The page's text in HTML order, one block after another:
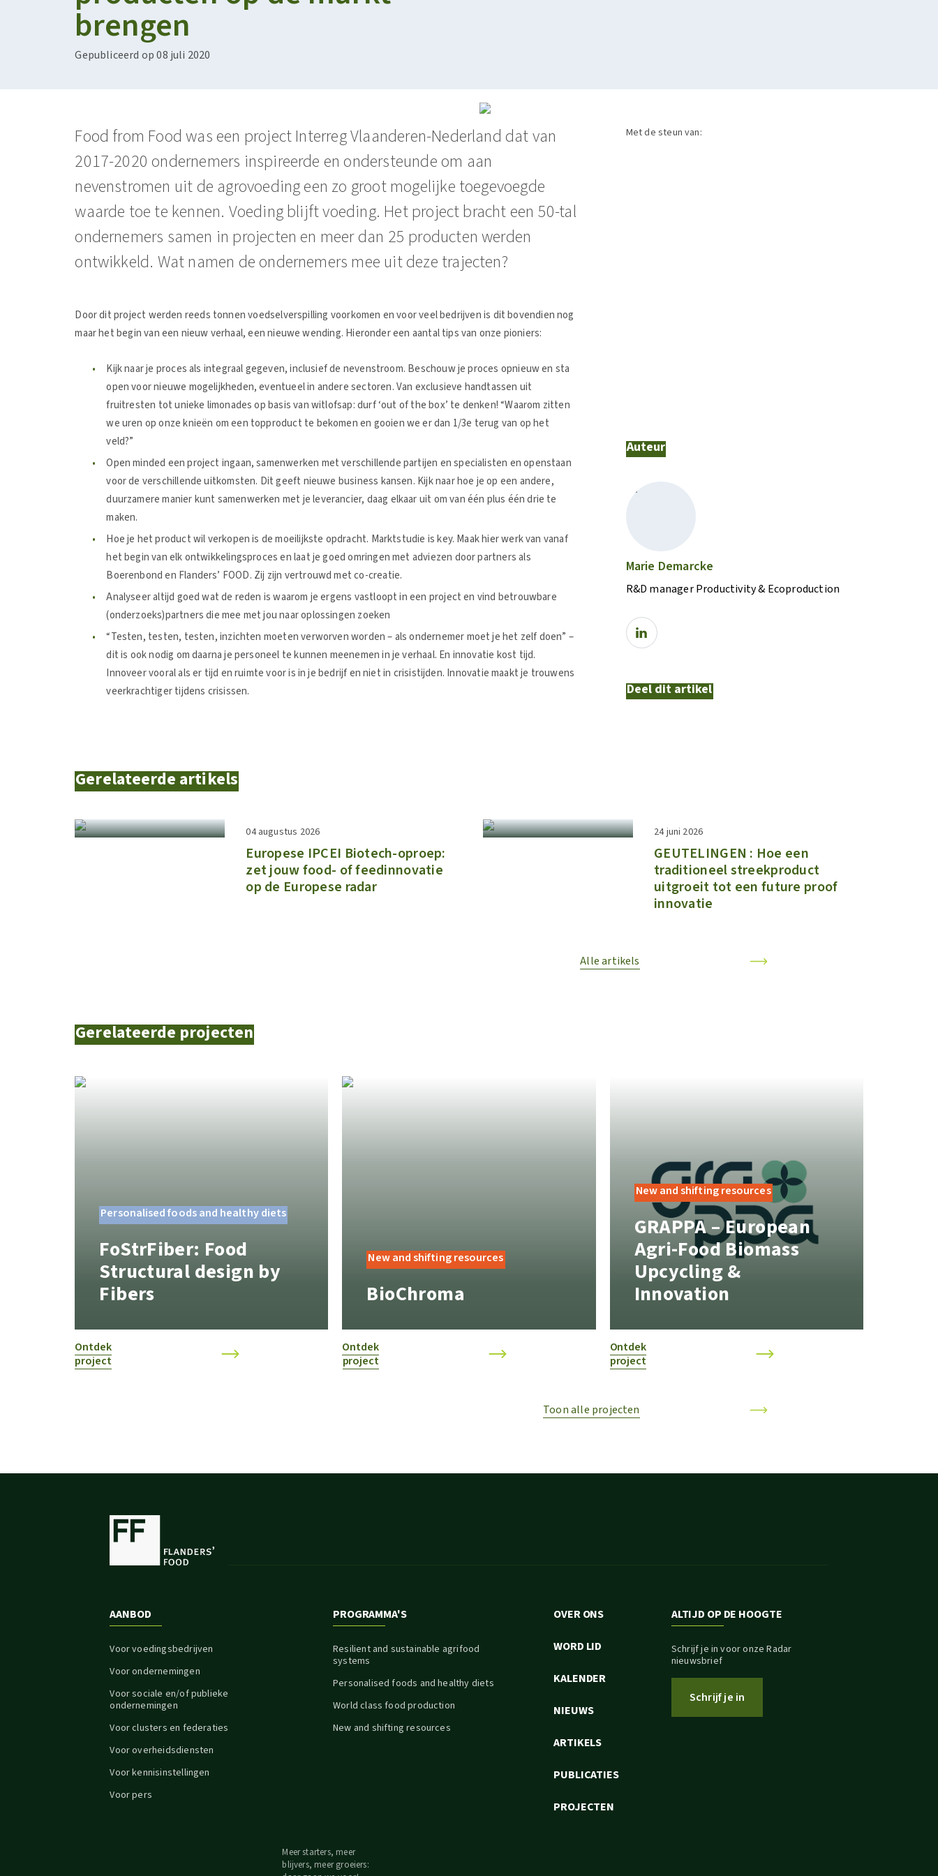
brengen
Gepubliceerd op 08 juli 2020
Food from Food was een project Interreg Vlaanderen-Nederland dat van
2017-2020 ondernemers inspireerde en ondersteunde om aan
nevenstromen uit de agrovoeding een zo groot mogelijke toegevoegde
waarde toe te kennen. Voeding blijft voeding. Het project bracht een 50-tal
ondernemers samen in projecten en meer dan 25 producten werden
ontwikkeld. Wat namen de ondernemers mee uit deze trajecten?
Door dit project werden reeds tonnen voedselverspilling voorkomen en voor veel bedrijven is dit bovendien nog
maar het begin van een nieuw verhaal, een nieuwe wending. Hieronder een aantal tips van onze pioniers:
Kijk naar je proces als integraal gegeven, inclusief de nevenstroom. Beschouw je proces opnieuw en sta
open voor nieuwe mogelijkheden, eventueel in andere sectoren. Van exclusieve handtassen uit
fruitresten tot unieke limonades op basis van witlofsap: durf ‘out of the box’ te denken! “Waarom zitten
we uren op onze knieën om een topproduct te bekomen en gooien we er dan 1/3e terug van op het
veld?”
Open minded een project ingaan, samenwerken met verschillende partijen en specialisten en openstaan
voor de verschillende uitkomsten. Dit geeft nieuwe business kansen. Kijk naar hoe je op een andere,
duurzamere manier kunt samenwerken met je leverancier, daag elkaar uit om van één plus één drie te
maken.
Hoe je het product wil verkopen is de moeilijkste opdracht. Marktstudie is key. Maak hier werk van vanaf
het begin van elk ontwikkelingsproces en laat je goed omringen met adviezen door partners als
Boerenbond en Flanders’ FOOD. Zij zijn vertrouwd met co-creatie.
Analyseer altijd goed wat de reden is waarom je ergens vastloopt in een project en vind betrouwbare
(onderzoeks)partners die mee met jou naar oplossingen zoeken
“Testen, testen, testen, inzichten moeten verworven worden – als ondernemer moet je het zelf doen” –
dit is ook nodig om daarna je personeel te kunnen meenemen in je verhaal. En innovatie kost tijd.
Innoveer vooral als er tijd en ruimte voor is in je bedrijf en niet in crisistijden. Innovatie maakt je trouwens
veerkrachtiger tijdens crisissen.
Met de steun van:
Auteur
Marie Demarcke
R&D manager Productivity & Ecoproduction
Deel dit artikel
Gerelateerde artikels
04 augustus 2026
​​Europese IPCEI Biotech-oproep:
zet jouw food- of feedinnovatie
op de Europese radar​
24 juni 2026
GEUTELINGEN : Hoe een
traditioneel streekproduct
uitgroeit tot een future proof
innovatie
Alle artikels
Gerelateerde projecten
Personalised foods and healthy diets
FoStrFiber: Food
Structural design by
Fibers
Ontdek
project
New and shifting resources
BioChroma
Ontdek
project
New and shifting resources
GRAPPA – European
Agri-Food Biomass
Upcycling &
Innovation
Ontdek
project
Toon alle projecten
AANBOD
Voor voedingsbedrijven
Voor ondernemingen
Voor sociale en/of publieke
ondernemingen
Voor clusters en federaties
Voor overheidsdiensten
Voor kennisinstellingen
Voor pers
PROGRAMMA'S
Resilient and sustainable agrifood
systems
Personalised foods and healthy diets
World class food production
New and shifting resources
OVER ONS
WORD LID
KALENDER
NIEUWS
ARTIKELS
PUBLICATIES
PROJECTEN
ALTIJD OP DE HOOGTE
Schrijf je in voor onze Radar
nieuwsbrief
Schrijf je in
Meer starters, meer
blijvers, meer groeiers: